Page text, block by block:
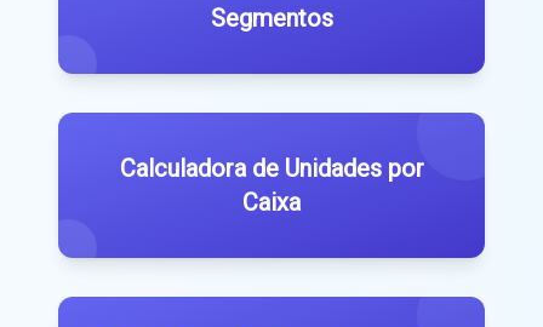
Segmentos
Calculadora de Unidades por
Caixa